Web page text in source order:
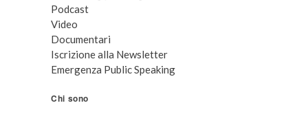
Podcast
Video
Documentari
Iscrizione alla Newsletter
Emergenza Public Speaking
Chi sono